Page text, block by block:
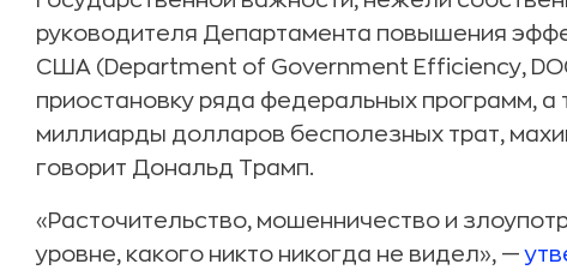
руководителя Департамента повышения
США (Department of Government Efficiency,
приостановку ряда федеральных программ,
миллиарды долларов бесполезных трат,
говорит Дональд Трамп.
«Расточительство, мошенничество и
уровне, какого никто никогда не видел», —